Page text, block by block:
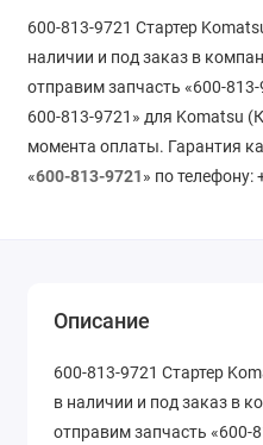
600-813-9721 Стартер
наличии и под заказ в
отправим запчасть «600-
600-813-9721» для Komatsu
момента оплаты. Гарантия
«600-813-9721» по телефону:
Описание
600-813-9721 Стартер
в наличии и под заказ в
отправим запчасть «600-